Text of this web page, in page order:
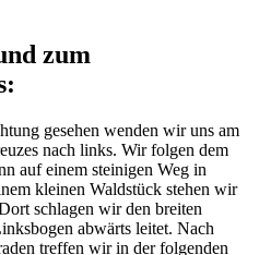
zum
gesehen wenden wir uns am
nach links. Wir folgen dem
auf einem steinigen Weg in
kleinen Waldstück stehen wir
schlagen wir den breiten
abwärts leitet. Nach
treffen wir in der folgenden